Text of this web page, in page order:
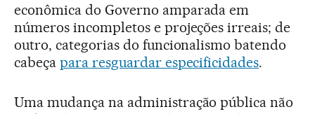
econômica do Governo amparada em
números incompletos e projeções irreais; de
outro, categorias do funcionalismo batendo
cabeça para resguardar especificidades.
Uma mudança na administração pública não